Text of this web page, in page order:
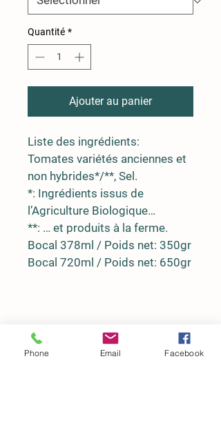
Quantité *
Ajouter au panier
Liste des ingrédients:
Tomates variétés anciennes et
non hybrides*/**, Sel.
*: Ingrédients issus de
l’Agriculture Biologique…
**: … et produits à la ferme.
Bocal 378ml / Poids net: 350gr
Bocal 720ml / Poids net: 650gr
Conditions
Phone Email Facebook